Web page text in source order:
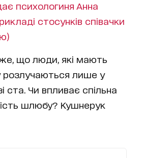
психологиня Анна
стосунків співачки
що люди, які мають
розлучаються лише у
ста. Чи впливає спільна
шлюбу? Кушнерук